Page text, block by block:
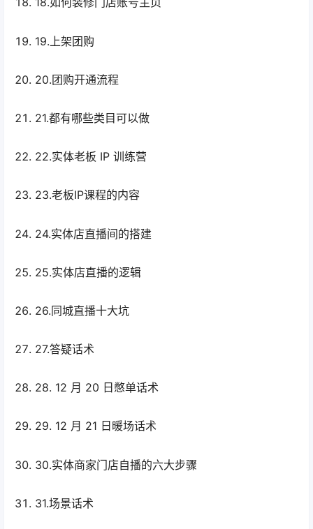
19.上架团购
20.团购开通流程
21.都有哪些类目可以做
22.实体老板 IP 训练营
23.老板IP课程的内容
24.实体店直播间的搭建
25.实体店直播的逻辑
26.同城直播十大坑
27.答疑话术
28. 12 月 20 日憋单话术
29. 12 月 21 日暖场话术
30.实体商家门店自播的六大步骤
31.场景话术